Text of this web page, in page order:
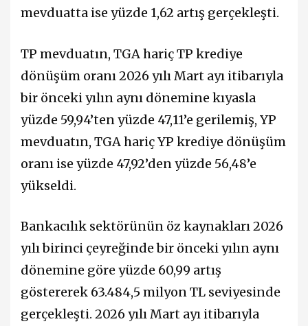
mevduatta ise yüzde 1,62 artış gerçekleşti.
TP mevduatın, TGA hariç TP krediye
dönüşüm oranı 2026 yılı Mart ayı itibarıyla
bir önceki yılın aynı dönemine kıyasla
yüzde 59,94’ten yüzde 47,11’e gerilemiş, YP
mevduatın, TGA hariç YP krediye dönüşüm
oranı ise yüzde 47,92’den yüzde 56,48’e
yükseldi.
Bankacılık sektörünün öz kaynakları 2026
yılı birinci çeyreğinde bir önceki yılın aynı
dönemine göre yüzde 60,99 artış
göstererek 63.484,5 milyon TL seviyesinde
gerçekleşti. 2026 yılı Mart ayı itibarıyla